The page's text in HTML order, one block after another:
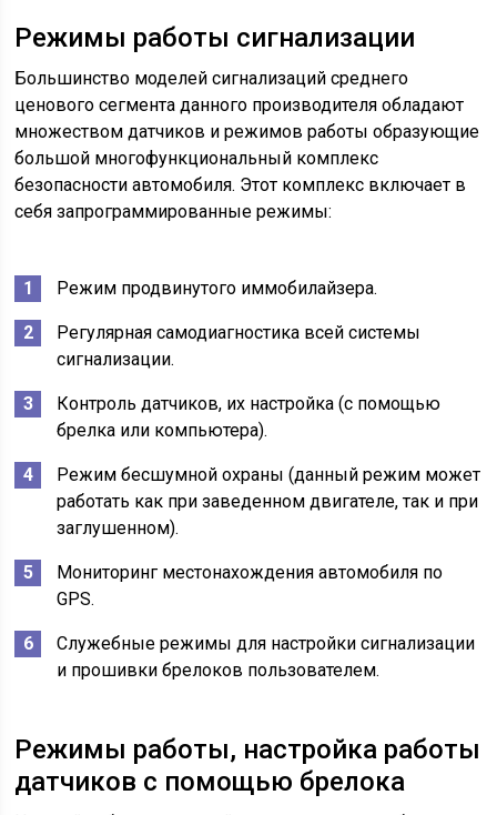
Режимы работы сигнализации
Большинство моделей сигнализаций среднего
ценового сегмента данного производителя обладают
множеством датчиков и режимов работы образующие
большой многофункциональный комплекс
безопасности автомобиля. Этот комплекс включает в
себя запрограммированные режимы:
Режим продвинутого иммобилайзера.
Регулярная самодиагностика всей системы
сигнализации.
Контроль датчиков, их настройка (с помощью
брелка или компьютера).
Режим бесшумной охраны (данный режим может
работать как при заведенном двигателе, так и при
заглушенном).
Мониторинг местонахождения автомобиля по
GPS.
Служебные режимы для настройки сигнализации
и прошивки брелоков пользователем.
Режимы работы, настройка работы
датчиков с помощью брелока